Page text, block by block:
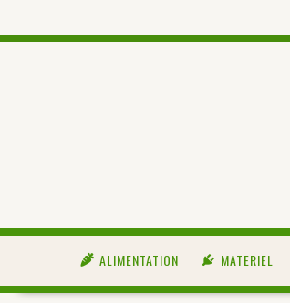
ALIMENTATION MATERIEL